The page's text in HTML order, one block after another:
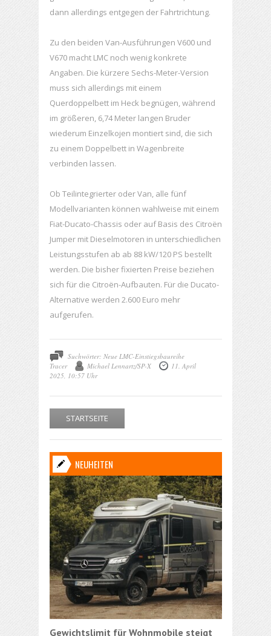
dann allerdings entgegen der Fahrtrichtung.
Zu den beiden Van-Ausführungen V600 und
V670 macht LMC noch wenig konkrete
Angaben. Die kürzere Sechs-Meter-Version
muss sich allerdings mit einem
Querdoppelbett im Heck begnügen, während
im größeren, 6,74 Meter langen Bruder
wiederum Einzelkojen montiert sind, die sich
zu einem Doppelbett in Wagenbreite
verbinden lassen.
Ob Teilintegrierter oder Van, alle fünf
Modellvarianten können wahlweise mit einem
Fiat-Ducato-Chassis oder auf Basis des Citroën
Jumper mit Dieselmotoren in unterschiedlichen
Leistungsstufen ab ab 88 kW/120 PS bestellt
werden. Die bisher fixierten Preise beziehen
sich für die Citroën-Aufbauten. Für die Ducato-
Alternative werden 2.600 Euro mehr
aufgerufen.
Suchwörter: Neue LMC-Einstiegsbaureihe
Tracer
Michael Lennartz/SP-X
11. April
2025, 10:57 Uhr
STARTSEITE
NEUHEITEN
Gewichtslimit für Wohnmobile steigt